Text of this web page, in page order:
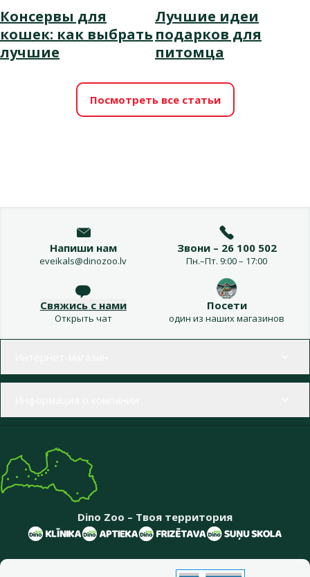
Консервы для
кошек: как выбрать
лучшие
Лучшие идеи
подарков для
питомца
Посмотреть все статьи
Напиши нам
eveikals@dinozoo.lv
Звони – 26 100 502
Пн.–Пт. 9:00 – 17:00
Свяжись с нами
Открыть чат
Посети
один из наших магазинов
Dino Zoo – Твоя территория